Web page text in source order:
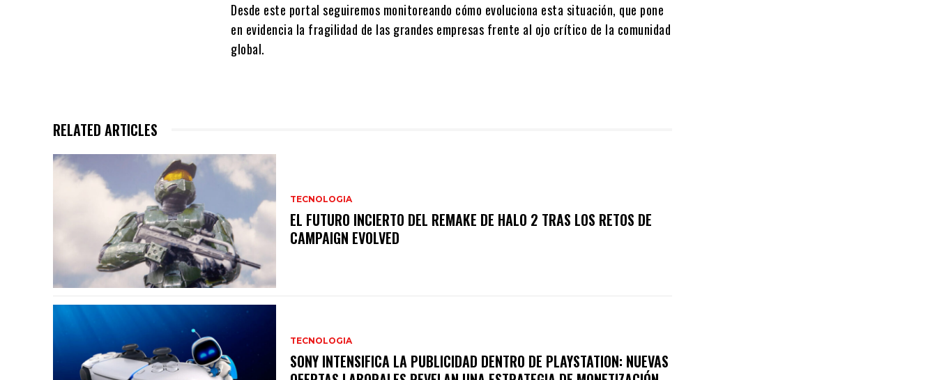
Desde este portal seguiremos monitoreando cómo evoluciona esta situación, que pone
en evidencia la fragilidad de las grandes empresas frente al ojo crítico de la comunidad
global.
RELATED ARTICLES
TECNOLOGIA
EL FUTURO INCIERTO DEL REMAKE DE HALO 2 TRAS LOS RETOS DE
CAMPAIGN EVOLVED
TECNOLOGIA
SONY INTENSIFICA LA PUBLICIDAD DENTRO DE PLAYSTATION: NUEVAS